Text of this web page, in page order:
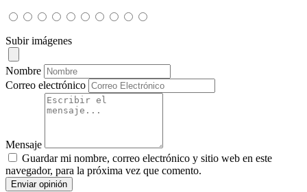
Subir imágenes
Nombre
Correo electrónico
Mensaje
Guardar mi nombre, correo electrónico y sitio web en este
navegador, para la próxima vez que comento.
Enviar opinión